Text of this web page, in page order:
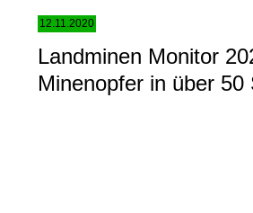
12.11.2020
Landminen Monitor
Minenopfer in über 50